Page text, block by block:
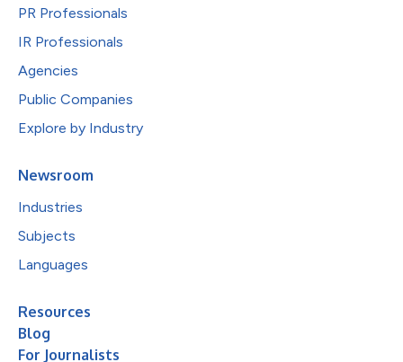
PR Professionals
IR Professionals
Agencies
Public Companies
Explore by Industry
Newsroom
Industries
Subjects
Languages
Resources
Blog
For Journalists